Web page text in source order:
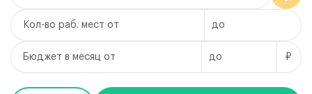
Кол-во раб. мест
Бюджет в месяц ₽